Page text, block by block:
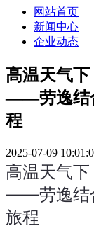
网站首页
新闻中心
企业动态
高温天气
——劳逸结
程
2025-07-09
高温天气
——劳逸结
旅程